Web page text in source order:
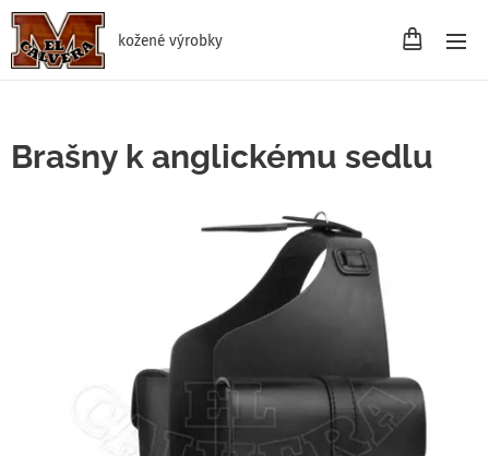
kožené výrobky
Brašny k anglickému sedlu